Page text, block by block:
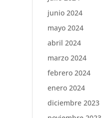
junio 2024
mayo 2024
abril 2024
marzo 2024
febrero 2024
enero 2024
diciembre 2023